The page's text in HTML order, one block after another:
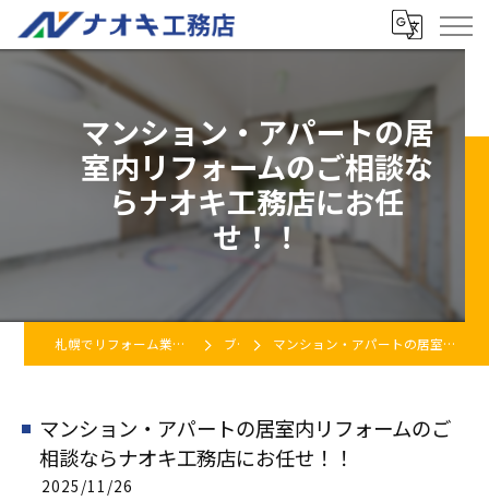
マンション・アパートの居
室内リフォームのご相談な
らナオキ工務店にお任
せ！！
札幌でリフォーム業者をお探しなら株式会社ナオキ工務店 ブログ マンション・アパートの居室内リフォームのご相談ならナオキ工務店にお任せ！！
マンション・アパートの居室内リフォームのご
相談ならナオキ工務店にお任せ！！
2025/11/26